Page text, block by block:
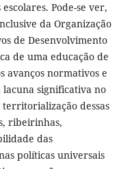
Pode-se ver,
da Organização
de Desenvolvimento
de uma educação de
avanços normativos e
significativa no
dessas
ribeirinhas,
das
políticas universais